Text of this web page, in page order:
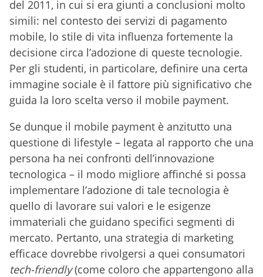
del 2011, in cui si era giunti a conclusioni molto
simili: nel contesto dei servizi di pagamento
mobile, lo stile di vita influenza fortemente la
decisione circa l’adozione di queste tecnologie.
Per gli studenti, in particolare, definire una certa
immagine sociale è il fattore più significativo che
guida la loro scelta verso il mobile payment.
Se dunque il mobile payment è anzitutto una
questione di lifestyle – legata al rapporto che una
persona ha nei confronti dell’innovazione
tecnologica – il modo migliore affinché si possa
implementare l’adozione di tale tecnologia è
quello di lavorare sui valori e le esigenze
immateriali che guidano specifici segmenti di
mercato. Pertanto, una strategia di marketing
efficace dovrebbe rivolgersi a quei consumatori
tech-friendly(come coloro che appartengono alla